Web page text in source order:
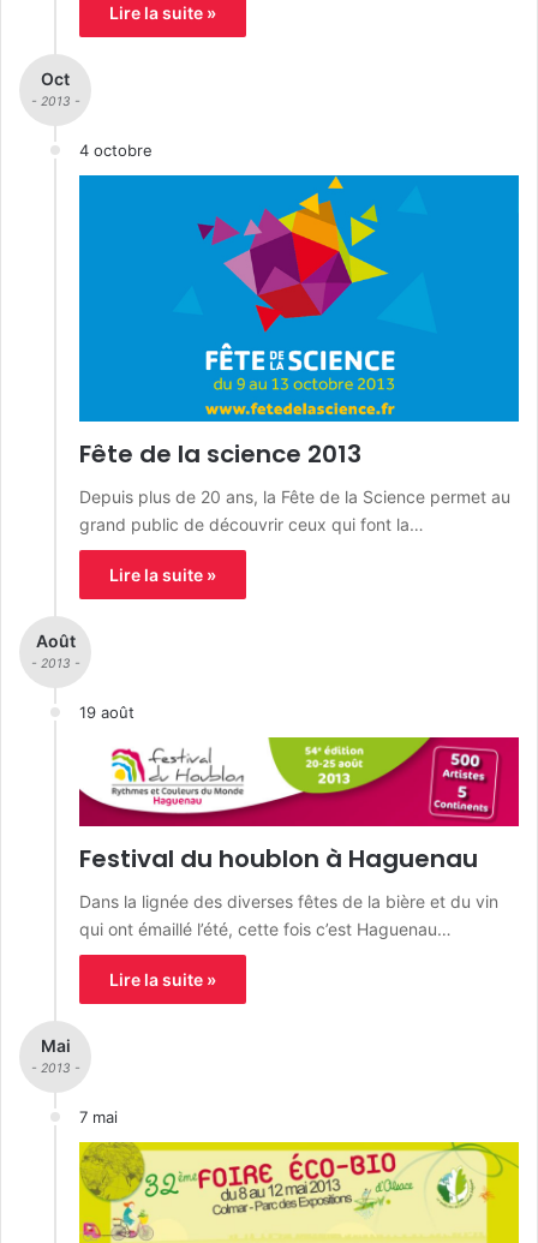
Lire la suite »
Oct
- 2013 -
4 octobre
Fête de la science 2013
Depuis plus de 20 ans, la Fête de la Science permet au
grand public de découvrir ceux qui font la…
Lire la suite »
Août
- 2013 -
19 août
Festival du houblon à Haguenau
Dans la lignée des diverses fêtes de la bière et du vin
qui ont émaillé l’été, cette fois c’est Haguenau…
Lire la suite »
Mai
- 2013 -
7 mai